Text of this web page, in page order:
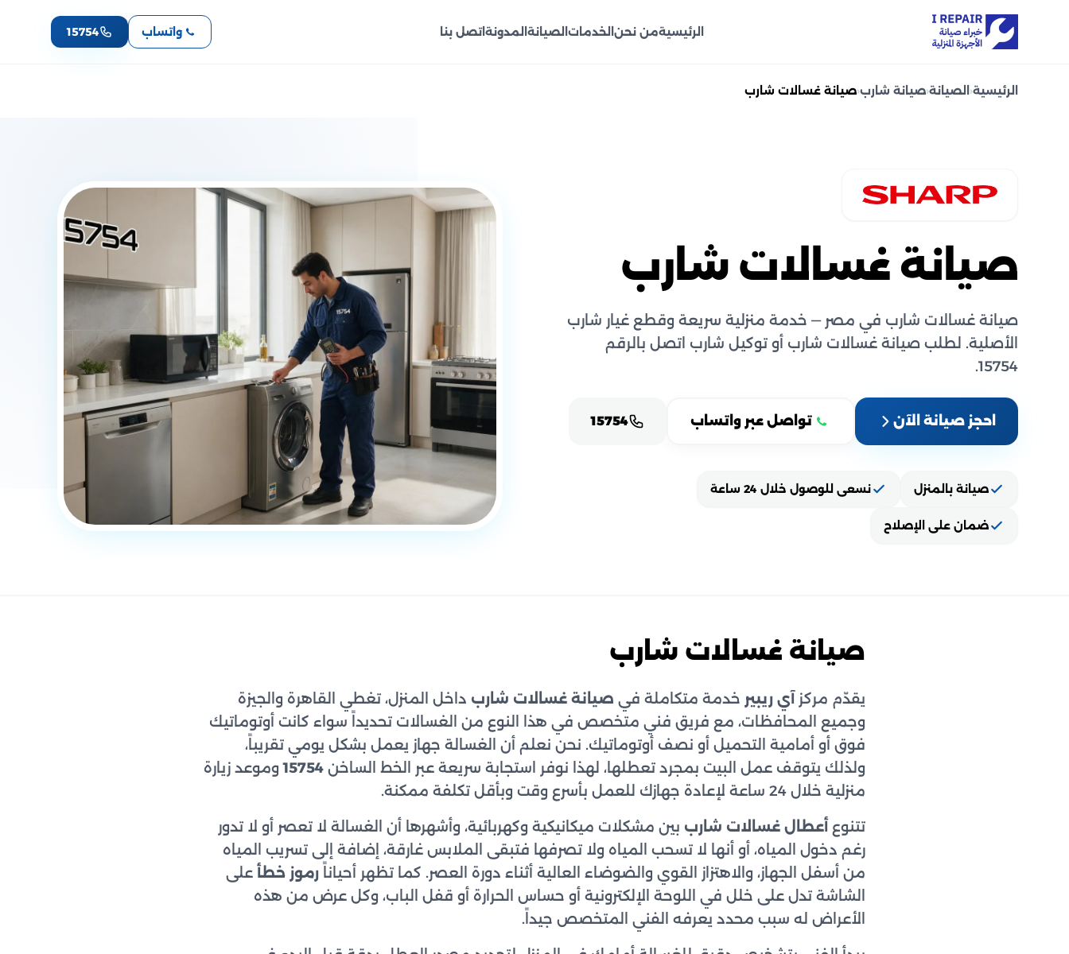
الرئيسيةمن نحن الخدمات الصيانة المدونةاتصل بنا واتساب 15754
الرئيسية‹ الصيانة‹صيانة شارب‹صيانة غسالات شارب
صيانة غسالات شارب
صيانة غسالات شارب في مصر — خدمة منزلية سريعة وقطع غيار شارب
الأصلية. لطلب صيانة غسالات شارب أو توكيل شارب اتصل بالرقم
15754.
احجز صيانة الآن تواصل عبر واتساب 15754
صيانة بالمنزل نسعى للوصول خلال 24 ساعة
ضمان على الإصلاح
صيانة غسالات شارب
يقدّم مركز آي ريبير خدمة متكاملة في صيانة غسالات شارب داخل المنزل، تغطي القاهرة والجيزة
وجميع المحافظات، مع فريق فني متخصص في هذا النوع من الغسالات تحديداً سواء كانت أوتوماتيك
فوق أو أمامية التحميل أو نصف أوتوماتيك. نحن نعلم أن الغسالة جهاز يعمل بشكل يومي تقريباً،
ولذلك يتوقف عمل البيت بمجرد تعطلها، لهذا نوفر استجابة سريعة عبر الخط الساخن 15754وموعد زيارة
منزلية خلال 24 ساعة لإعادة جهازك للعمل بأسرع وقت وبأقل تكلفة ممكنة.
تتنوع أعطال غسالات شارب بين مشكلات ميكانيكية وكهربائية، وأشهرها أن الغسالة لا تعصر أو لا تدور
رغم دخول المياه، أو أنها لا تسحب المياه ولا تصرفها فتبقى الملابس غارقة، إضافة إلى تسريب المياه
من أسفل الجهاز، والاهتزاز القوي والضوضاء العالية أثناء دورة العصر. كما تظهر أحياناً رموز خطأ على
الشاشة تدل على خلل في اللوحة الإلكترونية أو حساس الحرارة أو قفل الباب، وكل عرض من هذه
الأعراض له سبب محدد يعرفه الفني المتخصص جيداً.